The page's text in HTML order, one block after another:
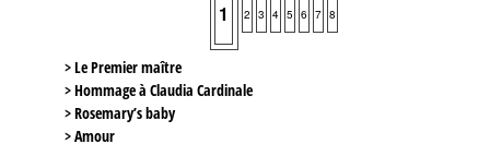
1 2 3 4 5 6 7 8
> Le Premier maître
> Hommage à Claudia Cardinale
> Rosemary’s baby
> Amour